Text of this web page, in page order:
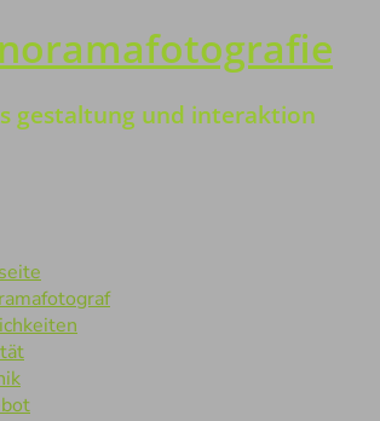
gestaltung und interaktion